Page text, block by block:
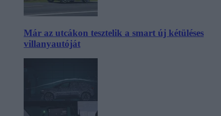
Már az utcákon tesztelik a smart új kétüléses
villanyautóját